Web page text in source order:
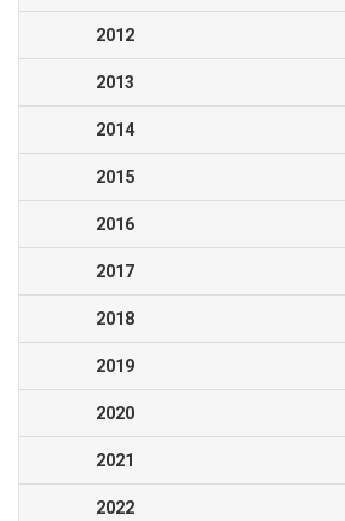
2012
2013
2014
2015
2016
2017
2018
2019
2020
2021
2022